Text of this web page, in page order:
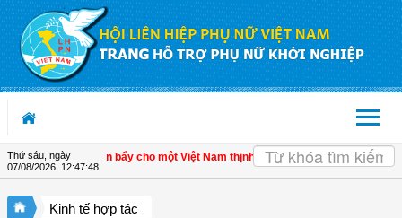
Truy cập nội dung luôn
Thứ sáu, ngày
07/08/2026 12:47:49
tế tư nhân - Đòn bẩy cho một Việt Nam thịnh vượng | Hội LHPN tỉnh Kiên
Kinh tế hợp tác